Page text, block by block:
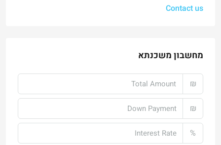
Contact us
מחשבון משכנתא
₪
₪
%